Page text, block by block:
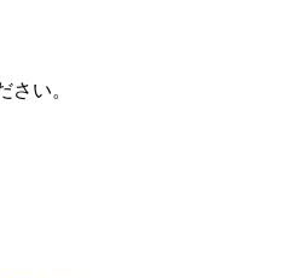
さい。